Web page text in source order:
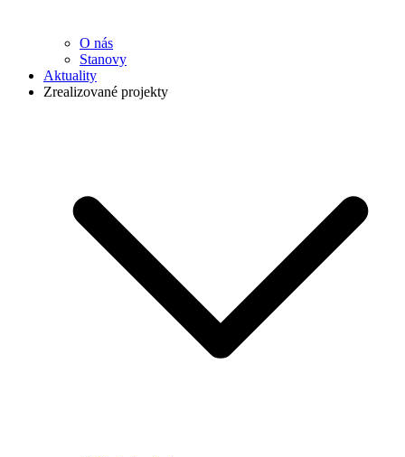
O nás
Stanovy
Aktuality
Zrealizované projekty